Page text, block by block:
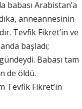
babası Arabistan’a
anneannesinin
Tevfik Fikret’in ve
başladı;
Babası tam
de öldü.
Tevfik Fikret’in